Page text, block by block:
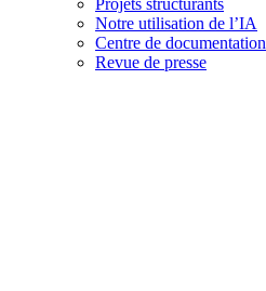
Projets structurants
Notre utilisation de l’IA
Centre de documentation
Revue de presse